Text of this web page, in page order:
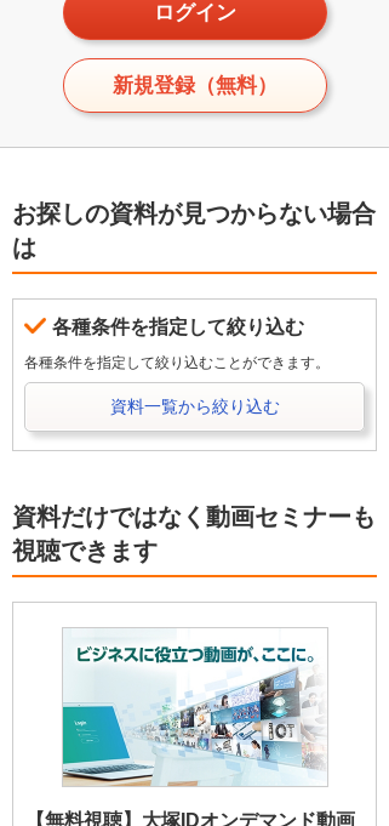
ログイン
新規登録（無料）
お探しの資料が見つからない場合
は
各種条件を指定して絞り込む
各種条件を指定して絞り込むことができます。
資料一覧から絞り込む
資料だけではなく動画セミナーも
視聴できます
【無料視聴】大塚IDオンデマンド動画